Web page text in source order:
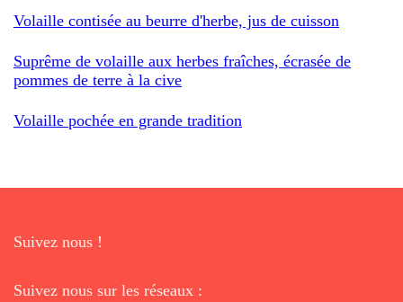
Volaille contisée au beurre d'herbe, jus de cuisson
Suprême de volaille aux herbes fraîches, écrasée de
pommes de terre à la cive
Volaille pochée en grande tradition
Suivez nous !
Suivez nous sur les réseaux :